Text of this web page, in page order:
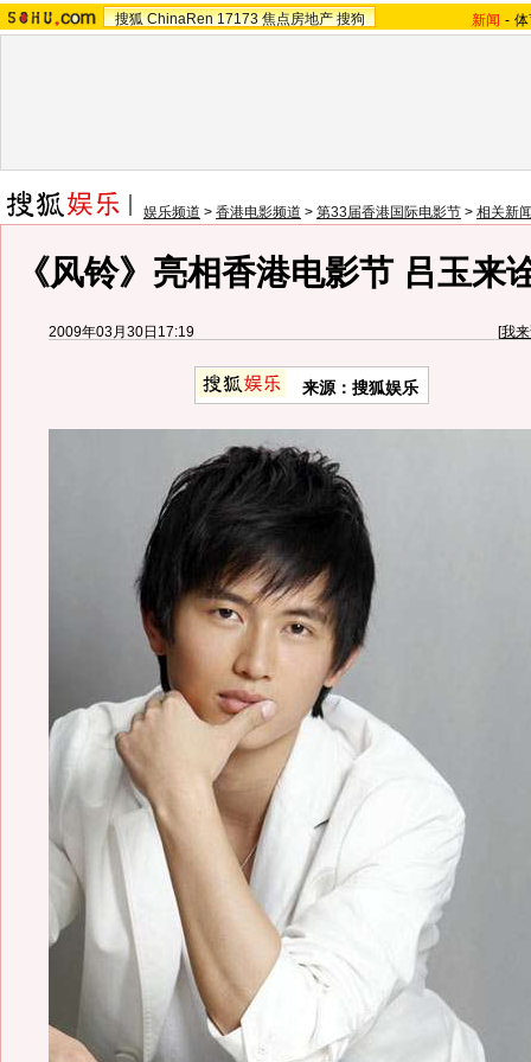
搜狐 ChinaRen 17173 焦点房地产 搜狗 新闻 -
娱乐频道 > 香港电影频道 > 第33届香港国际电影节 > 相关新
《风铃》亮相香港电影节 吕玉来
2009年03月30日17:19 [我
来源：搜狐娱乐